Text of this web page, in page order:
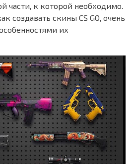
части, к которой необходимо.
создавать скины CS GO, очень
их